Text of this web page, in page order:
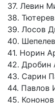
37. Левин
38.
39. Лосов
40.
41. Норин
42. Дробин
43. Сарин
44. Павлов
45.